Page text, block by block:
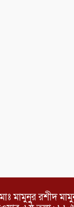
মামুনুর রশীদ